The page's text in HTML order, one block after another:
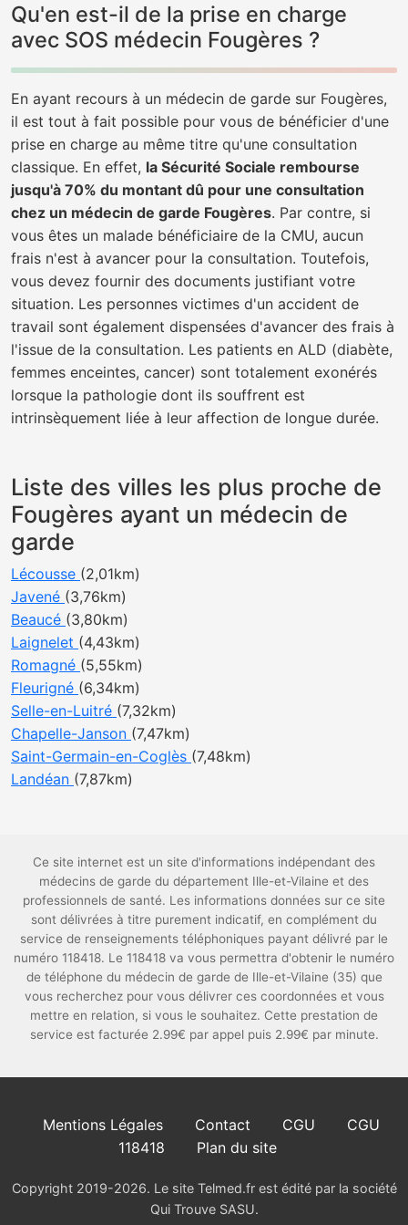
Qu'en est-il de la prise en charge
avec SOS médecin Fougères ?
En ayant recours à un médecin de garde sur Fougères,
il est tout à fait possible pour vous de bénéficier d'une
prise en charge au même titre qu'une consultation
classique. En effet, la Sécurité Sociale rembourse
jusqu'à 70% du montant dû pour une consultation
chez un médecin de garde Fougères. Par contre, si
vous êtes un malade bénéficiaire de la CMU, aucun
frais n'est à avancer pour la consultation. Toutefois,
vous devez fournir des documents justifiant votre
situation. Les personnes victimes d'un accident de
travail sont également dispensées d'avancer des frais à
l'issue de la consultation. Les patients en ALD (diabète,
femmes enceintes, cancer) sont totalement exonérés
lorsque la pathologie dont ils souffrent est
intrinsèquement liée à leur affection de longue durée.
Liste des villes les plus proche de
Fougères ayant un médecin de
garde
Lécousse (2,01km)
Javené (3,76km)
Beaucé (3,80km)
Laignelet (4,43km)
Romagné (5,55km)
Fleurigné (6,34km)
Selle-en-Luitré (7,32km)
Chapelle-Janson (7,47km)
Saint-Germain-en-Coglès (7,48km)
Landéan (7,87km)
Ce site internet est un site d'informations indépendant des
médecins de garde du département Ille-et-Vilaine et des
professionnels de santé. Les informations données sur ce site
sont délivrées à titre purement indicatif, en complément du
service de renseignements téléphoniques payant délivré par le
numéro 118418. Le 118418 va vous permettra d'obtenir le numéro
de téléphone du médecin de garde de Ille-et-Vilaine (35) que
vous recherchez pour vous délivrer ces coordonnées et vous
mettre en relation, si vous le souhaitez. Cette prestation de
service est facturée 2.99€ par appel puis 2.99€ par minute.
Mentions Légales Contact CGU
CGU
118418
Plan du site
Copyright 2019-2026. Le site Telmed.fr est édité par la société
Qui Trouve SASU.